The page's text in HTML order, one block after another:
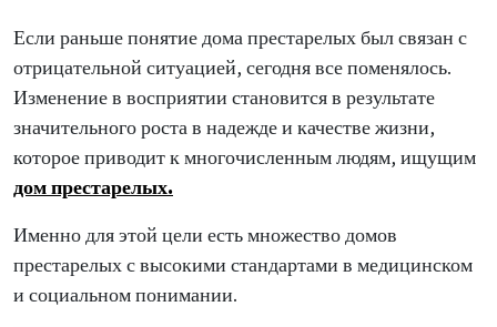
Если раньше понятие дома престарелых был связан с
отрицательной ситуацией, сегодня все поменялось.
Изменение в восприятии становится в результате
значительного роста в надежде и качестве жизни,
которое приводит к многочисленным людям, ищущим
дом престарелых.
Именно для этой цели есть множество домов
престарелых с высокими стандартами в медицинском
и социальном понимании.